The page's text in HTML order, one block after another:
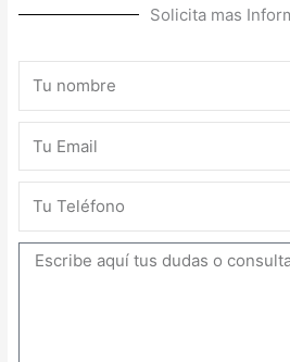
LEY
SUBCONTRATACIÓN
DERECHO
cantidad
Solicita mas
Mensaje